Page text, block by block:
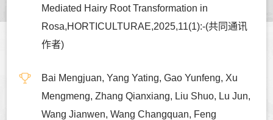
Mediated Hairy Root Transformation in
Rosa,HORTICULTURAE,2025,11(1):-(共同通讯
作者)
Bai Mengjuan, Yang Yating, Gao Yunfeng, Xu
Mengmeng, Zhang Qianxiang, Liu Shuo, Lu Jun,
Wang Jianwen, Wang Changquan, Feng